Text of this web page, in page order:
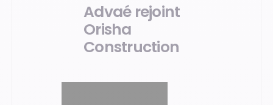
Advaé rejoint
Orisha
Construction